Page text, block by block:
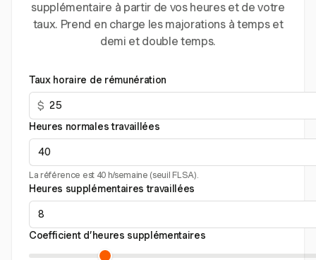
supplémentaire à partir de vos heures et de votre
taux. Prend en charge les majorations à temps et
demi et double temps.
Taux horaire de rémunération
$
Heures normales travaillées
La référence est 40 h/semaine (seuil FLSA).
Heures supplémentaires travaillées
Coefficient d’heures supplémentaires